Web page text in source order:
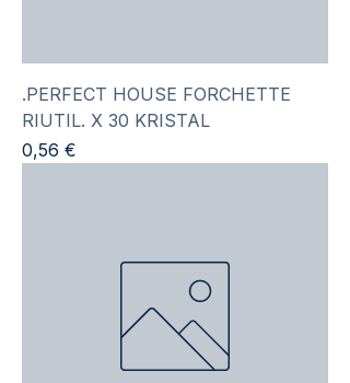
.PERFECT HOUSE FORCHETTE
RIUTIL. X 30 KRISTAL
Prezzo
0,56 €